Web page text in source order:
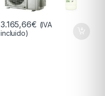
3.165,66€ (IVA
incluido)